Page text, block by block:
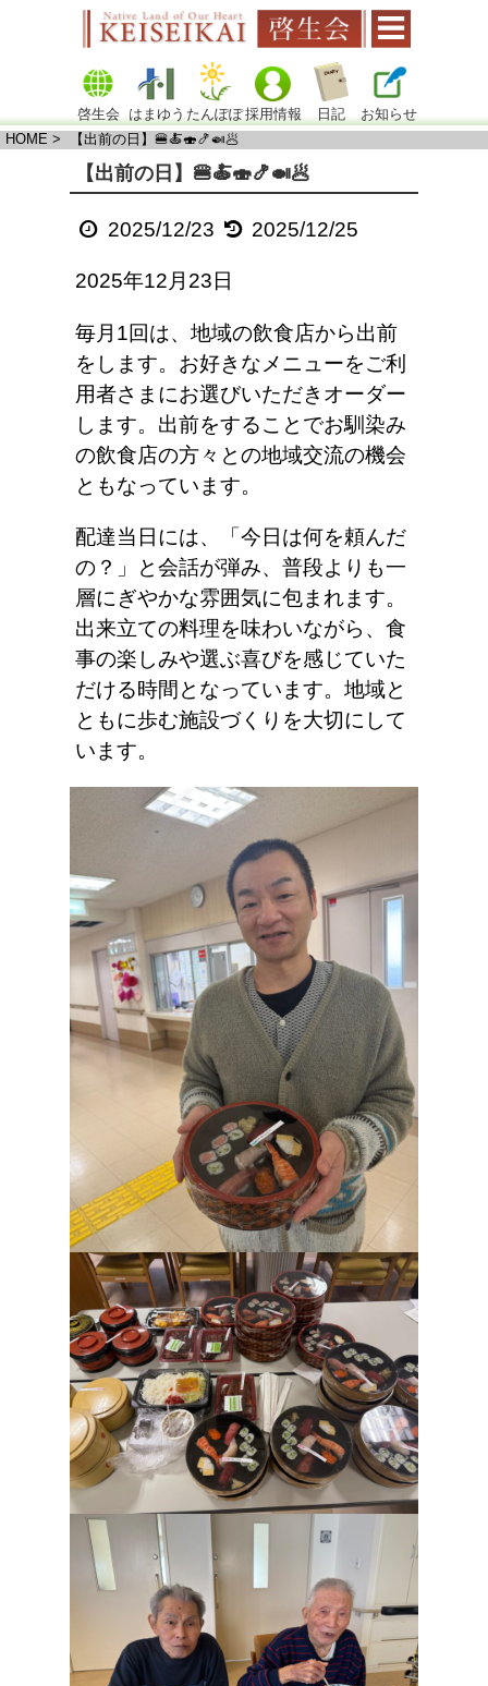
啓生会 はまゆう たんぽぽ採用情報 日記
お知らせ
HOME > 【出前の日】🍔🍝🍣🍤🍛🥟
【出前の日】🍔🍝🍣🍤🍛🥟
2025/12/23 2025/12/25
2025年12月23日
毎月1回は、地域の飲食店から出前
をします。お好きなメニューをご利
用者さまにお選びいただきオーダー
します。出前をすることでお馴染み
の飲食店の方々との地域交流の機会
ともなっています。
配達当日には、「今日は何を頼んだ
の？」と会話が弾み、普段よりも一
層にぎやかな雰囲気に包まれます。
出来立ての料理を味わいながら、食
事の楽しみや選ぶ喜びを感じていた
だける時間となっています。地域と
ともに歩む施設づくりを大切にして
います。